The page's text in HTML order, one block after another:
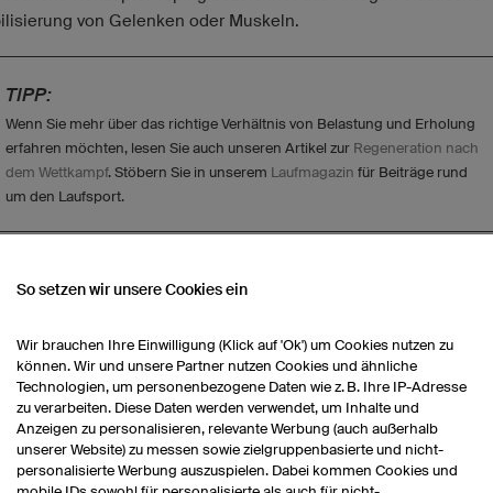
von Gelenken oder Muskeln.
TIPP:
Wenn Sie mehr über das richtige Verhältnis von Belastung und Erholung
erfahren möchten, lesen Sie auch unseren Artikel zur Regeneration nach
dem Wettkampf. Stöbern Sie in unserem Laufmagazin für Beiträge rund
um den Laufsport.
ist Tapering für Wettkämpfe entscheidend
Tapering vor dem Marathon oder Halbmarathon ist
Sie gibt dem KörperZeit zur Regeneration, hilft
der Glykogenspeicherundreduziert mentale wie körperliche
, ohne den Trainingsrhythmus ganz zu unterbrechen.
So setzen wir unsere Cookies ein
Wir brauchen Ihre Einwilligung (Klick auf 'Ok') um Cookies nutzen zu
können. Wir und unsere Partner nutzen Cookies und ähnliche
Technologien, um personenbezogene Daten wie z. B. Ihre IP-Adresse
zu verarbeiten. Diese Daten werden verwendet, um Inhalte und
Anzeigen zu personalisieren, relevante Werbung (auch außerhalb
unserer Website) zu messen sowie zielgruppenbasierte und nicht-
personalisierte Werbung auszuspielen. Dabei kommen Cookies und